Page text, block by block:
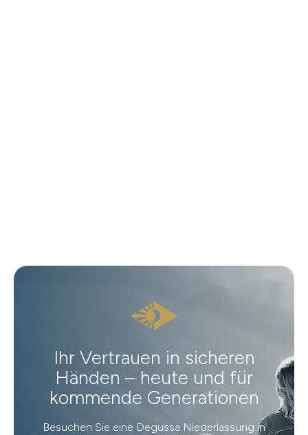
Ihr Vertrauen in sicheren
Händen – heute und für
kommende Generationen
Besuchen Sie eine Degussa Niederlassung in